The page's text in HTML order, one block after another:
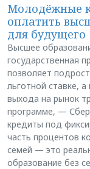
Молодёжные
оплатить
для будущего
Высшее
государственная
позволяет
льготной ставке,
выхода на рынок
программе, —
кредиты под
часть процентов
семей — это
образование без